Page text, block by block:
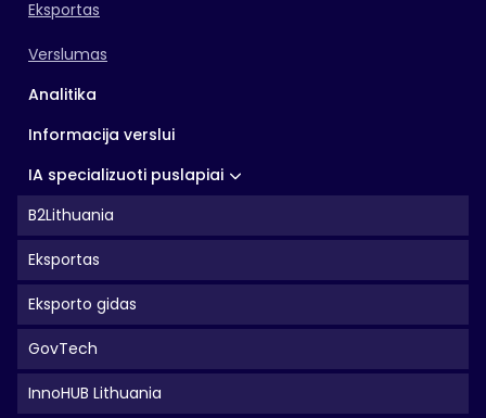
Eksportas
Verslumas
Analitika
Informacija verslui
IA specializuoti puslapiai
B2Lithuania
Eksportas
Eksporto gidas
GovTech
InnoHUB Lithuania